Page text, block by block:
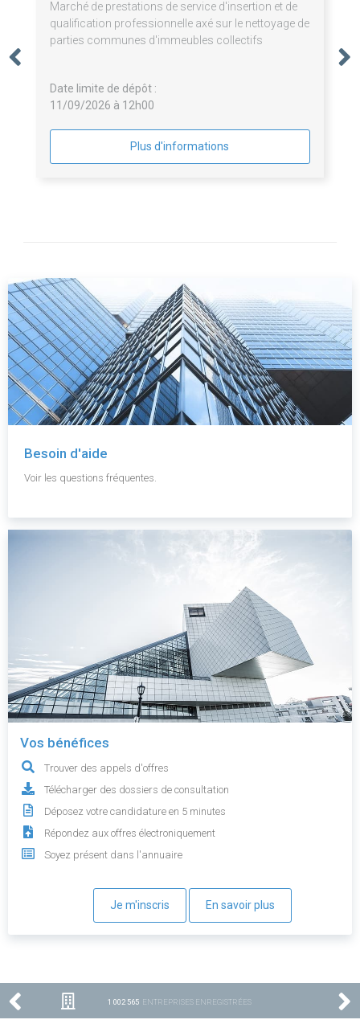
Marché de prestations de service d'insertion et de
qualification professionnelle axé sur le nettoyage de
parties communes d'immeubles collectifs
Date limite de dépôt :
11/09/2026 à 12h00
Plus d'informations
Besoin d'aide
Voir les questions fréquentes.
Vos bénéfices
Trouver des appels d'offres
Télécharger des dossiers de consultation
Déposez votre candidature en 5 minutes
Répondez aux offres électroniquement
Soyez présent dans l'annuaire
Je m'inscris En savoir plus
1 002 565 ENTREPRISES ENREGISTRÉES